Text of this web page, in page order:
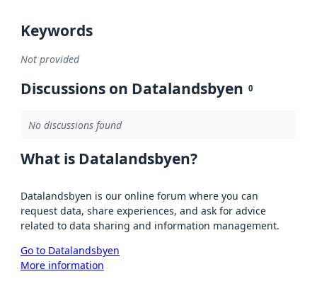
Keywords
Not provided
Discussions on Datalandsbyen 0
No discussions found
What is Datalandsbyen?
Datalandsbyen is our online forum where you can
request data, share experiences, and ask for advice
related to data sharing and information management.
Go to Datalandsbyen
More information